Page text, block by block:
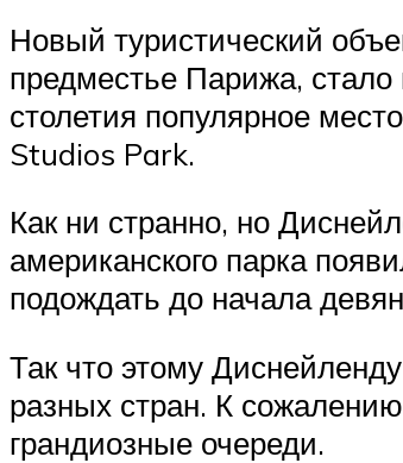
Новый туристический
предместье Парижа,
столетия популярное
Studios Park.
Как ни странно, но
американского парка
подождать до начала
Так что этому
разных стран. К
грандиозные очереди.